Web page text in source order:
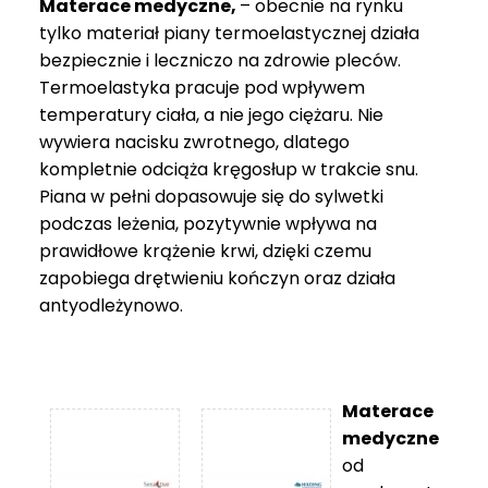
Materace medyczne, – obecnie na rynku
tylko materiał piany termoelastycznej działa
bezpiecznie i leczniczo na zdrowie pleców.
Termoelastyka pracuje pod wpływem
temperatury ciała, a nie jego ciężaru. Nie
wywiera nacisku zwrotnego, dlatego
kompletnie odciąża kręgosłup w trakcie snu.
Piana w pełni dopasowuje się do sylwetki
podczas leżenia, pozytywnie wpływa na
prawidłowe krążenie krwi, dzięki czemu
zapobiega drętwieniu kończyn oraz działa
antyodleżynowo.
Materace
medyczne
od